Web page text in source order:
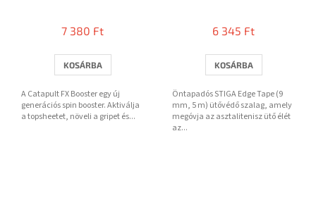
7 380 Ft
KOSÁRBA
A Catapult FX Booster egy új
generációs spin booster. Aktiválja
a topsheetet, növeli a gripet és...
6 345 Ft
KOSÁRBA
Öntapadós STIGA Edge Tape (9
mm, 5 m) ütővédő szalag, amely
megóvja az asztalitenisz ütő élét
az...